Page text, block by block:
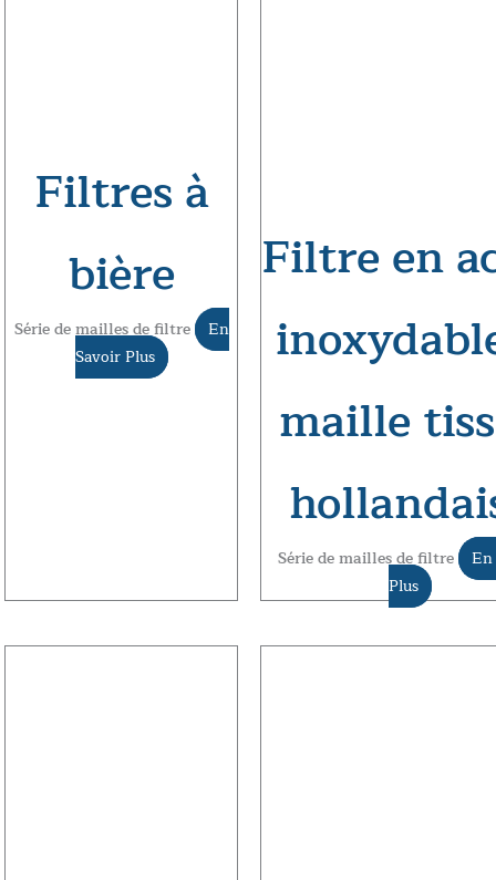
Filtres à
bière
Série de mailles de filtre En
Savoir Plus
Filtre en
maille
Série de mailles de filtre En
Plus